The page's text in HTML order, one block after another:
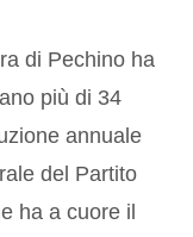
di Pechino ha
più di 34
annuale
del Partito
ha a cuore il